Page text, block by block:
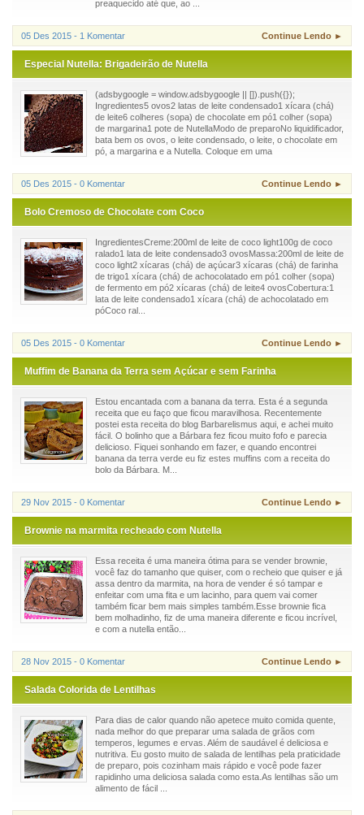
preaquecido até que, ao ...
05 Des 2015 - 1 Komentar Continue Lendo ►
Especial Nutella: Brigadeirão de Nutella
(adsbygoogle = window.adsbygoogle || []).push({});
Ingredientes5 ovos2 latas de leite condensado1 xícara (chá)
de leite6 colheres (sopa) de chocolate em pó1 colher (sopa)
de margarina1 pote de NutellaModo de preparoNo liquidificador,
bata bem os ovos, o leite condensado, o leite, o chocolate em
pó, a margarina e a Nutella. Coloque em uma
05 Des 2015 - 0 Komentar Continue Lendo ►
Bolo Cremoso de Chocolate com Coco
IngredientesCreme:200ml de leite de coco light100g de coco
ralado1 lata de leite condensado3 ovosMassa:200ml de leite de
coco light2 xícaras (chá) de açúcar3 xícaras (chá) de farinha
de trigo1 xícara (chá) de achocolatado em pó1 colher (sopa)
de fermento em pó2 xícaras (chá) de leite4 ovosCobertura:1
lata de leite condensado1 xícara (chá) de achocolatado em
póCoco ral...
05 Des 2015 - 0 Komentar Continue Lendo ►
Muffim de Banana da Terra sem Açúcar e sem Farinha
Estou encantada com a banana da terra. Esta é a segunda
receita que eu faço que ficou maravilhosa. Recentemente
postei esta receita do blog Barbarelismus aqui, e achei muito
fácil. O bolinho que a Bárbara fez ficou muito fofo e parecia
delicioso. Fiquei sonhando em fazer, e quando encontrei
banana da terra verde eu fiz estes muffins com a receita do
bolo da Bárbara. M...
29 Nov 2015 - 0 Komentar Continue Lendo ►
Brownie na marmita recheado com Nutella
Essa receita é uma maneira ótima para se vender brownie,
você faz do tamanho que quiser, com o recheio que quiser e já
assa dentro da marmita, na hora de vender é só tampar e
enfeitar com uma fita e um lacinho, para quem vai comer
também ficar bem mais simples também.Esse brownie fica
bem molhadinho, fiz de uma maneira diferente e ficou incrível,
e com a nutella então...
28 Nov 2015 - 0 Komentar Continue Lendo ►
Salada Colorida de Lentilhas
Para dias de calor quando não apetece muito comida quente,
nada melhor do que preparar uma salada de grãos com
temperos, legumes e ervas. Além de saudável é deliciosa e
nutritiva. Eu gosto muito de salada de lentilhas pela praticidade
de preparo, pois cozinham mais rápido e você pode fazer
rapidinho uma deliciosa salada como esta.As lentilhas são um
alimento de fácil ...